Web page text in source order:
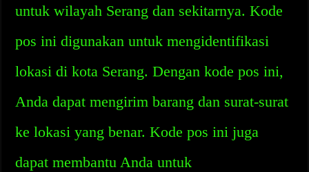
untuk wilayah Serang dan sekitarnya. Kode
pos ini digunakan untuk mengidentifikasi
lokasi di kota Serang. Dengan kode pos ini,
Anda dapat mengirim barang dan surat-surat
ke lokasi yang benar. Kode pos ini juga
dapat membantu Anda untuk